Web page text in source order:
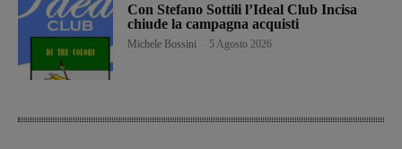
Con Stefano Sottili l’Ideal Club Incisa
chiude la campagna acquisti
Michele Bossini 5 Agosto 2026